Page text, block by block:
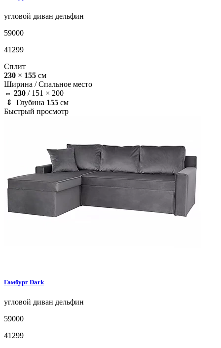
угловой диван дельфин
59000
41299
Сплит
230 × 155 см
Ширина /Спальное место
⇔ 230 / 151 × 200
⇕ Глубина 155 см
Быстрый просмотр
Гамбург Dark
угловой диван дельфин
59000
41299